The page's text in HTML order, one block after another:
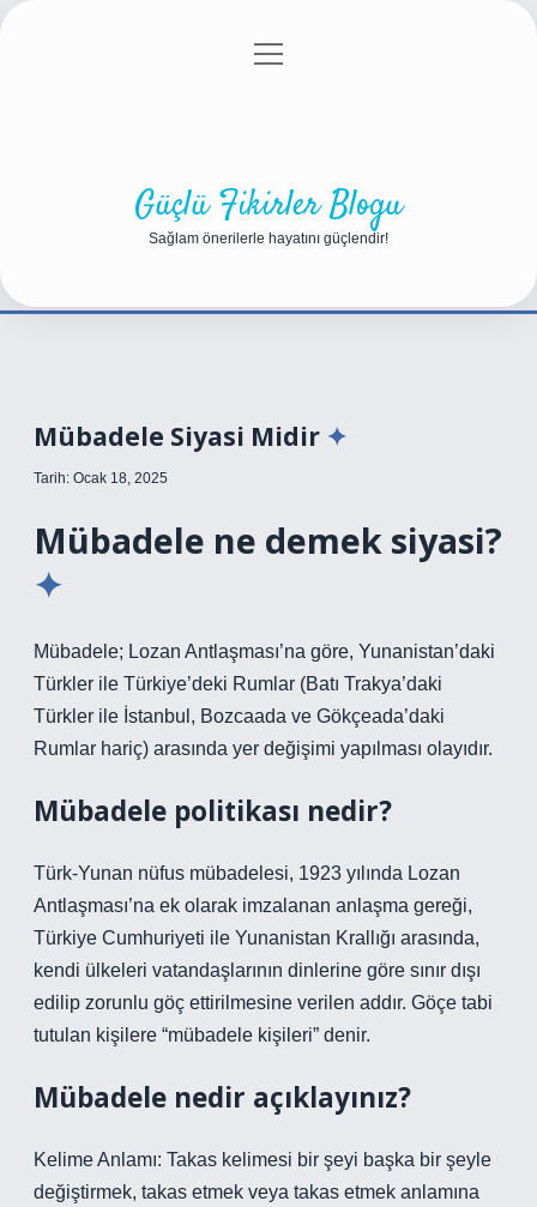
Gizlilik Politikası
menüyü
Güçlü Fikirler Blogu
Sağlam önerilerle hayatını güçlendir!
Mübadele Siyasi Midir
Tarih: Ocak 18, 2025
Mübadele ne demek siyasi?
Mübadele; Lozan Antlaşması’na göre, Yunanistan’daki
Türkler ile Türkiye’deki Rumlar (Batı Trakya’daki
Türkler ile İstanbul, Bozcaada ve Gökçeada’daki
Rumlar hariç) arasında yer değişimi yapılması olayıdır.
Mübadele politikası nedir?
Türk-Yunan nüfus mübadelesi, 1923 yılında Lozan
Antlaşması’na ek olarak imzalanan anlaşma gereği,
Türkiye Cumhuriyeti ile Yunanistan Krallığı arasında,
kendi ülkeleri vatandaşlarının dinlerine göre sınır dışı
edilip zorunlu göç ettirilmesine verilen addır. Göçe tabi
tutulan kişilere “mübadele kişileri” denir.
Mübadele nedir açıklayınız?
Kelime Anlamı: Takas kelimesi bir şeyi başka bir şeyle
değiştirmek, takas etmek veya takas etmek anlamına